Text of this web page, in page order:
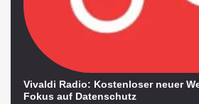
Vivaldi Radio: Kostenloser neuer
Fokus auf Datenschutz